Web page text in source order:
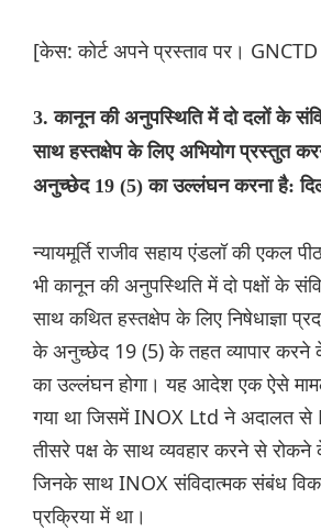
[केस: कोर्ट अपने प्रस्ताव पर।
3. कानून की अनुपस्थिति में दो दलों के
साथ हस्तक्षेप के लिए अभियोग प्रस्तुत
अनुच्छेद 19 (5) का उल्लंघन करना है:
न्यायमूर्ति राजीव सहाय एंडलॉ की एकल
भी कानून की अनुपस्थिति में दो पक्षों के
साथ कथित हस्तक्षेप के लिए निषेधाज्ञा
के अनुच्छेद 19 (5) के तहत व्यापार करने
का उल्लंघन होगा। यह आदेश एक ऐसे
गया था जिसमें INOX Ltd ने अदालत से
तीसरे पक्ष के साथ व्यवहार करने से रोकने
जिनके साथ INOX संविदात्मक संबंध
प्रक्रिया में था।